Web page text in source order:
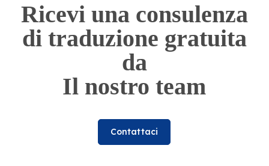
Ricevi una consulenza
di traduzione gratuita
da
Il nostro team
Contattaci